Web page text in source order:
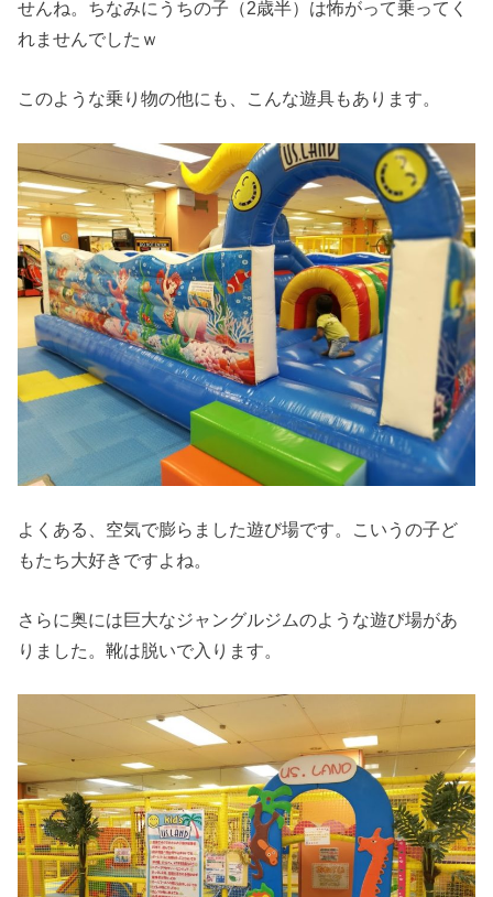
せんね。ちなみにうちの子（2歳半）は怖がって乗ってく
れませんでしたｗ
このような乗り物の他にも、こんな遊具もあります。
よくある、空気で膨らました遊び場です。こいうの子ど
もたち大好きですよね。
さらに奥には巨大なジャングルジムのような遊び場があ
りました。靴は脱いで入ります。